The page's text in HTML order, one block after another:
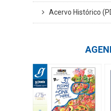
Acervo Histórico